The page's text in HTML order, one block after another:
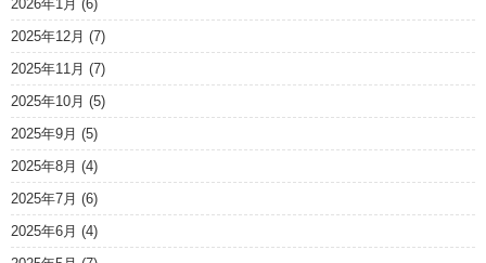
2026年1月 (6)
2025年12月 (7)
2025年11月 (7)
2025年10月 (5)
2025年9月 (5)
2025年8月 (4)
2025年7月 (6)
2025年6月 (4)